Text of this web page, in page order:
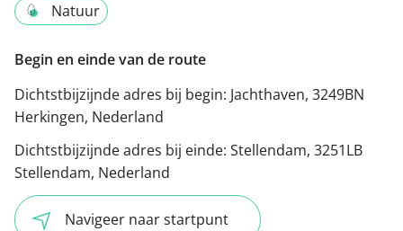
Natuur
Begin en einde van de route
Dichtstbijzijnde adres bij begin: Jachthaven, 3249BN
Herkingen, Nederland
Dichtstbijzijnde adres bij einde: Stellendam, 3251LB
Stellendam, Nederland
Navigeer naar startpunt